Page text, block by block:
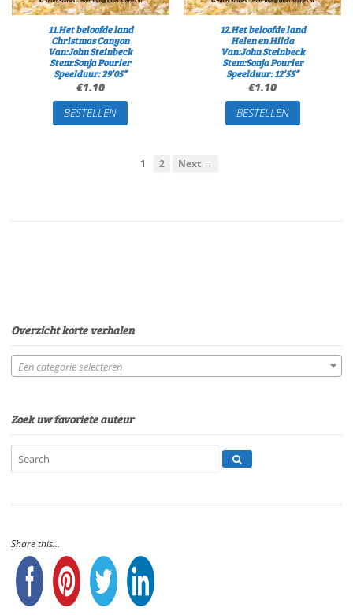
11.Het beloofde land
Christmas Canyon
Van:John Steinbeck
Stem:Sonja Pourier
Speelduur: 29’05”
€1.10
BESTELLEN
12.Het beloofde land
Helen en Hilda
Van:John Steinbeck
Stem:Sonja Pourier
Speelduur: 12’55”
€1.10
BESTELLEN
1 2 Next →
Overzicht korte verhalen
Een categorie selecteren
Zoek uw favoriete auteur
Share this...